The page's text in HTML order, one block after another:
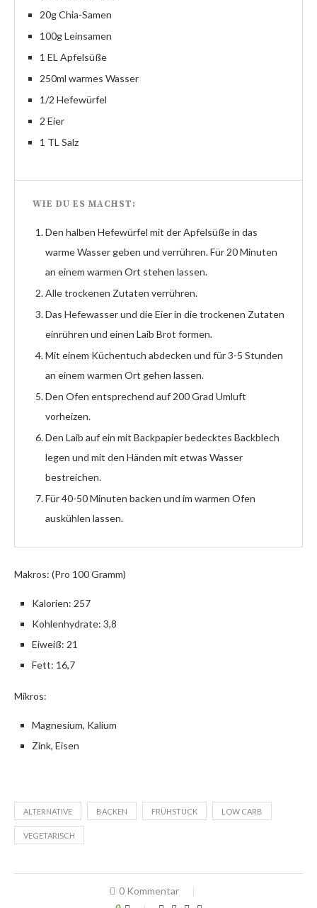
20g Chia-Samen
100g Leinsamen
1 EL Apfelsüße
250ml warmes Wasser
1/2 Hefewürfel
2 Eier
1 TL Salz
WIE DU ES MACHST:
Den halben Hefewürfel mit der Apfelsüße in das
warme Wasser geben und verrühren. Für 20 Minuten
an einem warmen Ort stehen lassen.
Alle trockenen Zutaten verrühren.
Das Hefewasser und die Eier in die trockenen Zutaten
einrühren und einen Laib Brot formen.
Mit einem Küchentuch abdecken und für 3-5 Stunden
an einem warmen Ort gehen lassen.
Den Ofen entsprechend auf 200 Grad Umluft
vorheizen.
Den Laib auf ein mit Backpapier bedecktes Backblech
legen und mit den Händen mit etwas Wasser
bestreichen.
Für 40-50 Minuten backen und im warmen Ofen
auskühlen lassen.
Makros: (Pro 100 Gramm)
Kalorien: 257
Kohlenhydrate: 3,8
Eiweiß: 21
Fett: 16,7
Mikros:
Magnesium, Kalium
Zink, Eisen
ALTERNATIVE BACKEN FRÜHSTÜCK LOW CARB
VEGETARISCH
0 Kommentar